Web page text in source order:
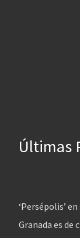
Últimas
‘Persépolis’
Granada es de